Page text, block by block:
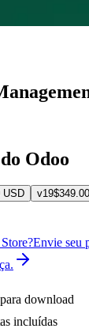
Odoo
USD v19$349.00
Envie seu
download
incluídas